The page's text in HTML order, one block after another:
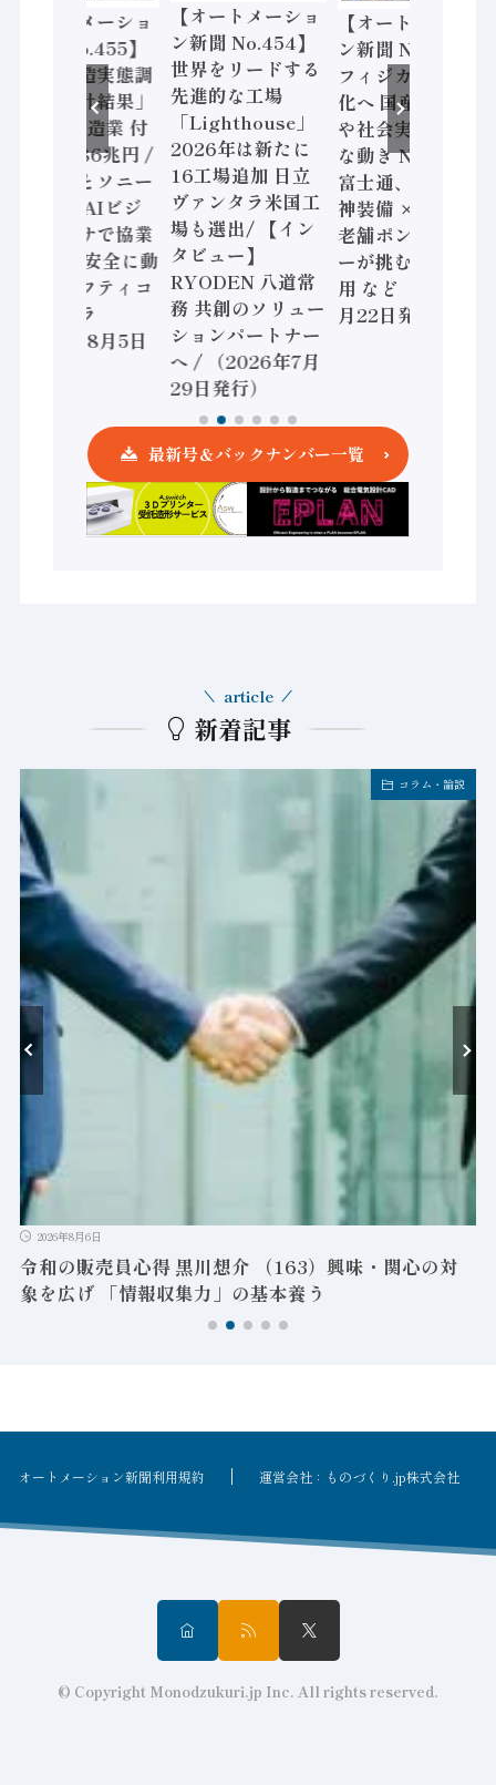
【オートメーショ
ン新聞 No.455】
「経済構造実態調
査二次集計結果」
2024年製造業 付
加価値額86兆円 /
三菱電機とソニー
セミコン AIビジ
ョンセンサで協業
/ IDEC、安全に動
かすセーフティコ
ントローラ
（2026年8月5日
【オートメーショ
ン新聞 No.454】
世界をリードする
先進的な工場
「Lighthouse」
2026年は新たに
16工場追加 日立
ヴァンタラ米国工
場も選出/ 【イン
タビュー】
RYODEN 八道常
務 共創のソリュー
ションパートナー
へ / （2026年7月
29日発行）
【オートメーショ
ン新聞 No.453】
フィジカルAI本格
化へ 国産AI開発
や社会実装に活発
な動き Noetra、
富士通、日立 / 兵
神装備 × HMS、
老舗ポンプメーカ
ーが挑むデータ活
用 など（2026年7
月22日発行）
最新号＆バックナンバー一覧
新着記事
article
コラム・論説
2026年8月6日
令和の販売員心得 黒川想介 （163）興味・関心の対
象を広げ 「情報収集力」の基本養う
オートメーション新聞利用規約 運営会社：ものづくり.jp株式会社
© Copyright Monodzukuri.jp Inc. All rights reserved.